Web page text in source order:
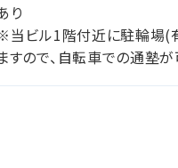
り
当ビル1階付近に駐輪場(
すので、自転車での通塾が